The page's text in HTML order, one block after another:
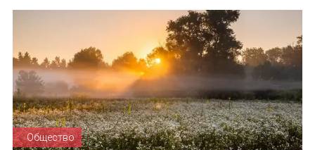
Общество